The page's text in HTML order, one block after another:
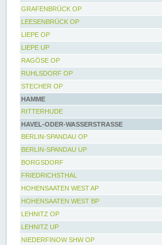
GRAFENBRÜCK OP
LEESENBRÜCK OP
LIEPE OP
LIEPE UP
RAGÖSE OP
RUHLSDORF OP
STECHER OP
HAMME
RITTERHUDE
HAVEL-ODER-WASSERSTRASSE
BERLIN-SPANDAU OP
BERLIN-SPANDAU UP
BORGSDORF
FRIEDRICHSTHAL
HOHENSAATEN WEST AP
HOHENSAATEN WEST BP
LEHNITZ OP
LEHNITZ UP
NIEDERFINOW SHW OP